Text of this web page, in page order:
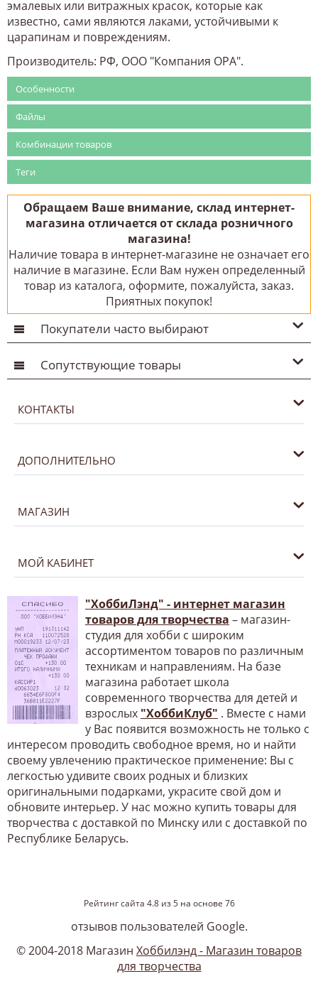
эмалевых или витражных красок, которые как
известно, сами являются лаками, устойчивыми к
царапинам и повреждениям.
Производитель: РФ, ООО "Компания ОРА".
Особенности
Файлы
Комбинации товаров
Теги
Обращаем Ваше внимание, склад интернет-
магазина отличается от склада розничного
магазина!
Наличие товара в интернет-магазине не означает его
наличие в магазине. Если Вам нужен определенный
товар из каталога, оформите, пожалуйста, заказ.
Приятных покупок!
Покупатели часто выбирают
Сопутствующие товары
КОНТАКТЫ
ДОПОЛНИТЕЛЬНО
МАГАЗИН
МОЙ КАБИНЕТ
"ХоббиЛэнд" - интернет магазин
товаров для творчества – магазин-
студия для хобби с широким
ассортиментом товаров по различным
техникам и направлениям. На базе
магазина работает школа
современного творчества для детей и
взрослых "ХоббиКлуб" . Вместе с нами
у Вас появится возможность не только с
интересом проводить свободное время, но и найти
своему увлечению практическое применение: Вы с
легкостью удивите своих родных и близких
оригинальными подарками, украсите свой дом и
обновите интерьер. У нас можно купить товары для
творчества с доставкой по Минску или с доставкой по
Республике Беларусь.
Рейтинг сайта 4.8из5на основе 76
отзывов пользователей Google.
© 2004-2018 Магазин Хоббилэнд - Магазин товаров
для творчества